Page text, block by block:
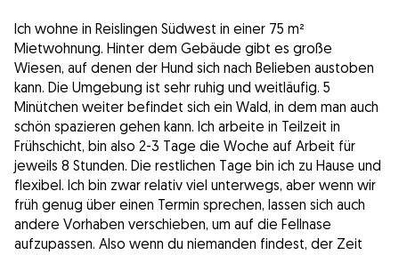
Ich wohne in Reislingen Südwest in einer 75 m²
Mietwohnung. Hinter dem Gebäude gibt es große
Wiesen, auf denen der Hund sich nach Belieben austoben
kann. Die Umgebung ist sehr ruhig und weitläufig. 5
Minütchen weiter befindet sich ein Wald, in dem man auch
schön spazieren gehen kann. Ich arbeite in Teilzeit in
Frühschicht, bin also 2-3 Tage die Woche auf Arbeit für
jeweils 8 Stunden. Die restlichen Tage bin ich zu Hause und
flexibel. Ich bin zwar relativ viel unterwegs, aber wenn wir
früh genug über einen Termin sprechen, lassen sich auch
andere Vorhaben verschieben, um auf die Fellnase
aufzupassen. Also wenn du niemanden findest, der Zeit